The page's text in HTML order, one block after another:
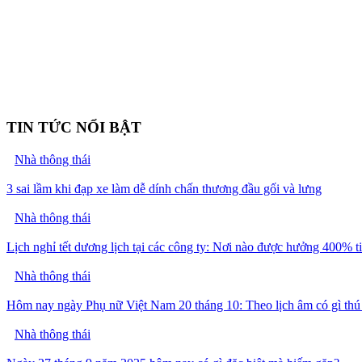
TIN TỨC NỔI BẬT
Nhà thông thái
3 sai lầm khi đạp xe làm dễ dính chấn thương đầu gối và lưng
Nhà thông thái
Lịch nghỉ tết dương lịch tại các công ty: Nơi nào được hưởng 400%
Nhà thông thái
Hôm nay ngày Phụ nữ Việt Nam 20 tháng 10: Theo lịch âm có gì
Nhà thông thái